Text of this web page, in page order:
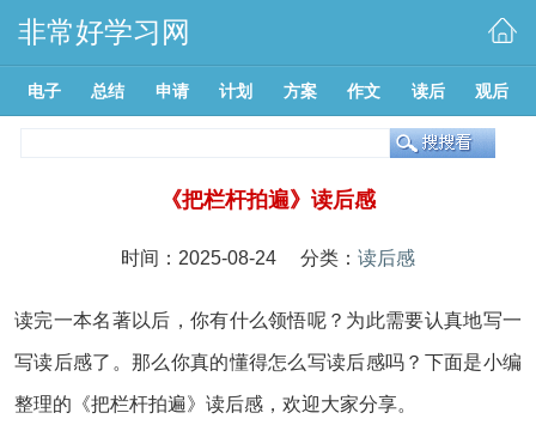
非常好学习网
电子 总结 申请 计划 方案 作文 读后 观后
《把栏杆拍遍》读后感
时间：2025-08-24 分类： 读后感
读完一本名著以后，你有什么领悟呢？为此需要认真地写一
写读后感了。那么你真的懂得怎么写读后感吗？下面是小编
整理的《把栏杆拍遍》读后感，欢迎大家分享。